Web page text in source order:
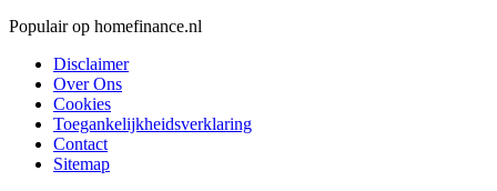
Populair op homefinance.nl
Disclaimer
Over Ons
Cookies
Toegankelijkheidsverklaring
Contact
Sitemap